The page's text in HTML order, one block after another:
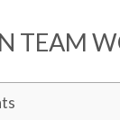
TEAM